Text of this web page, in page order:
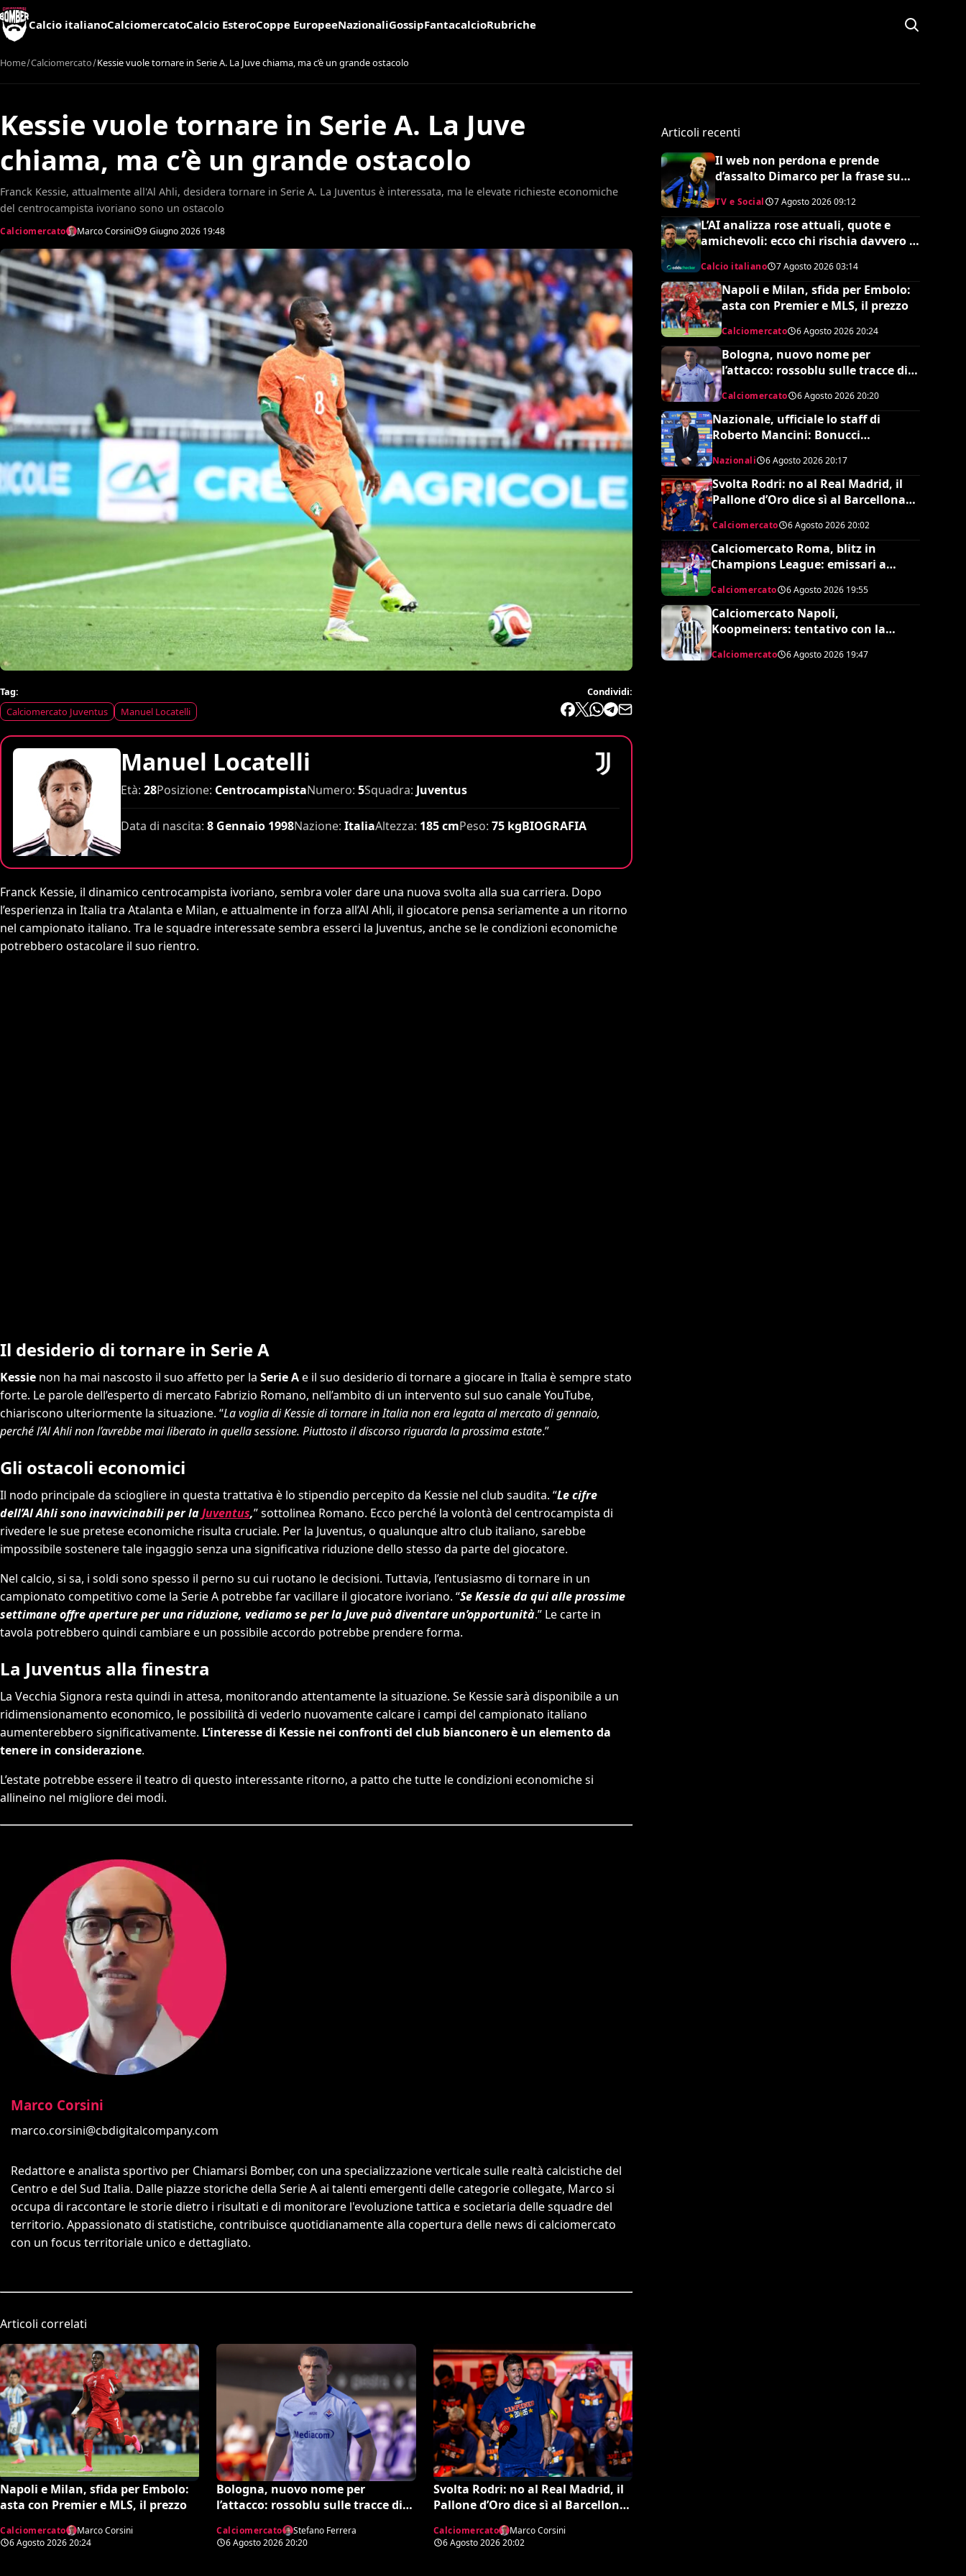
Calcio italianoCalciomercatoCalcio EsteroCoppe EuropeeNazionaliGossipFantacalcioRubriche
Home Calciomercato Kessie vuole tornare in Serie A. La Juve chiama, ma c’è un grande ostacolo
Kessie vuole tornare in Serie A. La Juve
chiama, ma c’è un grande ostacolo
Franck Kessie, attualmente all'Al Ahli, desidera tornare in Serie A. La Juventus è interessata, ma le elevate richieste economiche
del centrocampista ivoriano sono un ostacolo
Calciomercato Marco Corsini 9 Giugno 2026 19:48
Tag:
Calciomercato Juventus
Manuel Locatelli
Condividi:
Manuel Locatelli
Età: 28Posizione: CentrocampistaNumero: 5Squadra: Juventus
Data di nascita: 8 Gennaio 1998Nazione: ItaliaAltezza: 185 cmPeso: 75 kgBIOGRAFIA
Franck Kessie, il dinamico centrocampista ivoriano, sembra voler dare una nuova svolta alla sua carriera. Dopo
l’esperienza in Italia tra Atalanta e Milan, e attualmente in forza all’Al Ahli, il giocatore pensa seriamente a un ritorno
nel campionato italiano. Tra le squadre interessate sembra esserci la Juventus, anche se le condizioni economiche
potrebbero ostacolare il suo rientro.
Il desiderio di tornare in Serie A
Kessie non ha mai nascosto il suo affetto per la Serie Ae il suo desiderio di tornare a giocare in Italia è sempre stato
forte. Le parole dell’esperto di mercato Fabrizio Romano, nell’ambito di un intervento sul suo canale YouTube,
chiariscono ulteriormente la situazione. “La voglia di Kessie di tornare in Italia non era legata al mercato di gennaio,
perché l’Al Ahli non l’avrebbe mai liberato in quella sessione. Piuttosto il discorso riguarda la prossima estate.”
Gli ostacoli economici
Il nodo principale da sciogliere in questa trattativa è lo stipendio percepito da Kessie nel club saudita. “Le cifre
dell’Al Ahli sono inavvicinabili per laJuventus,” sottolinea Romano. Ecco perché la volontà del centrocampista di
rivedere le sue pretese economiche risulta cruciale. Per la Juventus, o qualunque altro club italiano, sarebbe
impossibile sostenere tale ingaggio senza una significativa riduzione dello stesso da parte del giocatore.
Nel calcio, si sa, i soldi sono spesso il perno su cui ruotano le decisioni. Tuttavia, l’entusiasmo di tornare in un
campionato competitivo come la Serie A potrebbe far vacillare il giocatore ivoriano. “Se Kessie da qui alle prossime
settimane offre aperture per una riduzione, vediamo se per la Juve può diventare un’opportunità.” Le carte in
tavola potrebbero quindi cambiare e un possibile accordo potrebbe prendere forma.
La Juventus alla finestra
La Vecchia Signora resta quindi in attesa, monitorando attentamente la situazione. Se Kessie sarà disponibile a un
ridimensionamento economico, le possibilità di vederlo nuovamente calcare i campi del campionato italiano
aumenterebbero significativamente. L’interesse di Kessie nei confronti del club bianconero è un elemento da
tenere in considerazione.
L’estate potrebbe essere il teatro di questo interessante ritorno, a patto che tutte le condizioni economiche si
allineino nel migliore dei modi.
Marco Corsini
marco.corsini@cbdigitalcompany.com
Redattore e analista sportivo per Chiamarsi Bomber, con una specializzazione verticale sulle realtà calcistiche del
Centro e del Sud Italia. Dalle piazze storiche della Serie A ai talenti emergenti delle categorie collegate, Marco si
occupa di raccontare le storie dietro i risultati e di monitorare l'evoluzione tattica e societaria delle squadre del
territorio. Appassionato di statistiche, contribuisce quotidianamente alla copertura delle news di calciomercato
con un focus territoriale unico e dettagliato.
Articoli correlati
Napoli e Milan, sfida per Embolo:
asta con Premier e MLS, il prezzo
Calciomercato
Marco Corsini
6 Agosto 202620:24
Bologna, nuovo nome per
l’attacco: rossoblu sulle tracce di
Calciomercato
Stefano Ferrera
6 Agosto 202620:20
Svolta Rodri: no al Real Madrid, il
Pallone d’Oro dice sì al Barcellona
per 50 milioni
Calciomercato
Marco Corsini
6 Agosto 202620:02
Articoli recenti
Il web non perdona e prende
d’assalto Dimarco per la frase su
TV e Social 7 Agosto 2026 09:12
L’AI analizza rose attuali, quote e
amichevoli: ecco chi rischia davvero di
un’insospettabile
Calcio italiano 7 Agosto 202603:14
Napoli e Milan, sfida per Embolo:
asta con Premier e MLS, il prezzo
Calciomercato 6 Agosto 202620:24
Bologna, nuovo nome per
l’attacco: rossoblu sulle tracce di
Calciomercato 6 Agosto 2026 20:20
Nazionale, ufficiale lo staff di
Roberto Mancini: Bonucci
collaboratore, Bollini vice
Nazionali 6 Agosto 2026 20:17
Svolta Rodri: no al Real Madrid, il
Pallone d’Oro dice sì al Barcellona
Calciomercato 6 Agosto 2026 20:02
Calciomercato Roma, blitz in
Champions League: emissari a
Calciomercato 6 Agosto 2026 19:55
Calciomercato Napoli,
Koopmeiners: tentativo con la
Juventus, la cifra per chiudere
Calciomercato 6 Agosto 2026 19:47